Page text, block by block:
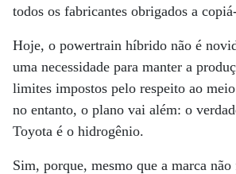
todos os fabricantes obrigados a
Hoje, o powertrain híbrido não é
uma necessidade para manter a
limites impostos pelo respeito ao
no entanto, o plano vai além: o
Toyota é o hidrogênio.
Sim, porque, mesmo que a marca